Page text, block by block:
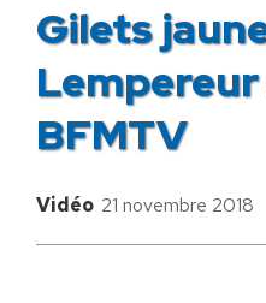
Gilets
BFMTV
Vidéo 21 novembre 2018